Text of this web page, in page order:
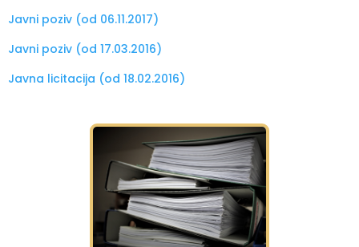
Javni poziv (od 06.11.2017)
Javni poziv (od 17.03.2016)
Javna licitacija (od 18.02.2016)